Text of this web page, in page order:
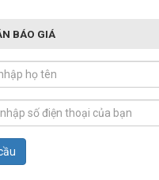
BÁO GIÁ